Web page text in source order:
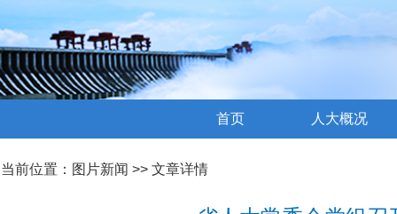
首页 人大概况
当前位置： 图片新闻 >> 文章详情